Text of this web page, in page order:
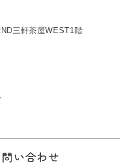
三軒茶屋WEST1階
い合わせ